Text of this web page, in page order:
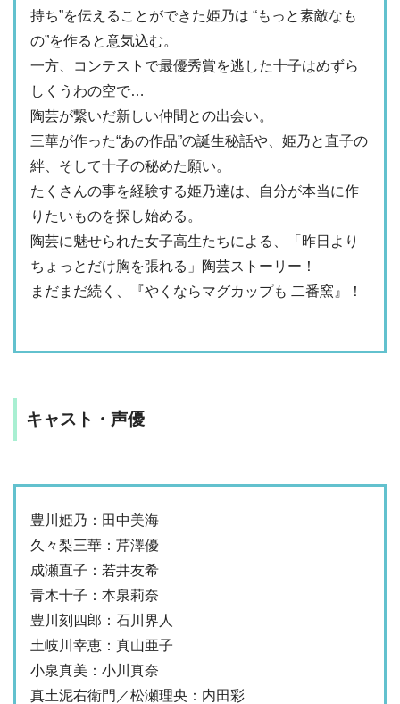
持ち”を伝えることができた姫乃は “もっと素敵なも
の”を作ると意気込む。
一方、コンテストで最優秀賞を逃した十子はめずら
しくうわの空で…
陶芸が繋いだ新しい仲間との出会い。
三華が作った“あの作品”の誕生秘話や、姫乃と直子の
絆、そして十子の秘めた願い。
たくさんの事を経験する姫乃達は、自分が本当に作
りたいものを探し始める。
陶芸に魅せられた女子高生たちによる、「昨日より
ちょっとだけ胸を張れる」陶芸ストーリー！
まだまだ続く、『やくならマグカップも 二番窯』！
キャスト・声優
豊川姫乃：田中美海
久々梨三華：芹澤優
成瀬直子：若井友希
青木十子：本泉莉奈
豊川刻四郎：石川界人
土岐川幸恵：真山亜子
小泉真美：小川真奈
真土泥右衛門／松瀬理央：内田彩